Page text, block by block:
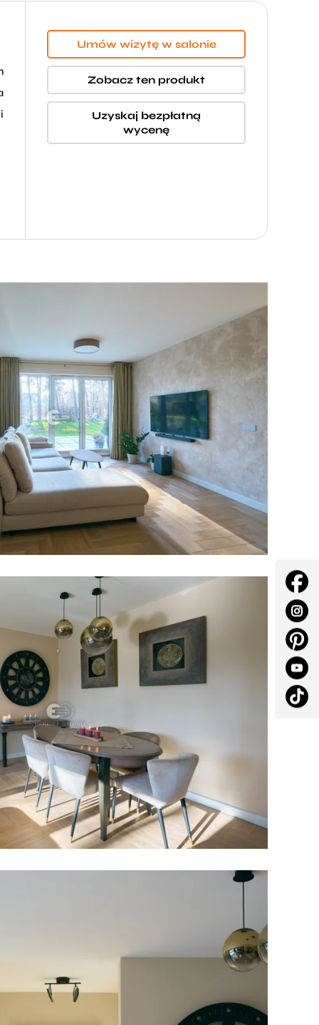
Umów wizytę w salonie
Zobacz ten produkt
Uzyskaj bezpłatną
wycenę